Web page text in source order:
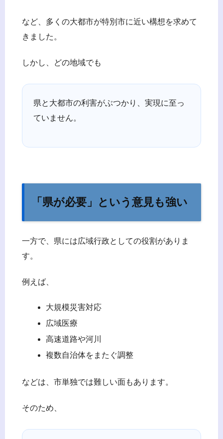
など、多くの大都市が特別市に近い構想を求めて
きました。
しかし、どの地域でも
県と大都市の利害がぶつかり、実現に至っ
ていません。
「県が必要」という意見も強い
一方で、県には広域行政としての役割がありま
す。
例えば、
大規模災害対応
広域医療
高速道路や河川
複数自治体をまたぐ調整
などは、市単独では難しい面もあります。
そのため、